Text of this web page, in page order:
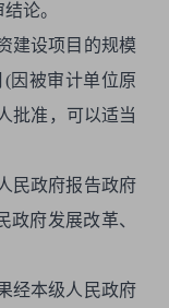
论。
建设项目的规模
因被审计单位原
批准，可以适当
民政府报告政府
府发展改革、
经本级人民政府